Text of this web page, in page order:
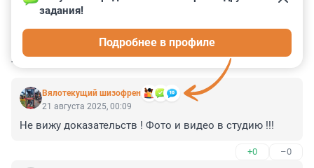
КОММЕНТАРИИ 169
Вялотекущий шизофрен
задания!
Подробнее в профиле
21 августа 2025, 00:09
Не вижу доказательств ! Фото и видео в студию !!!
+0 –0